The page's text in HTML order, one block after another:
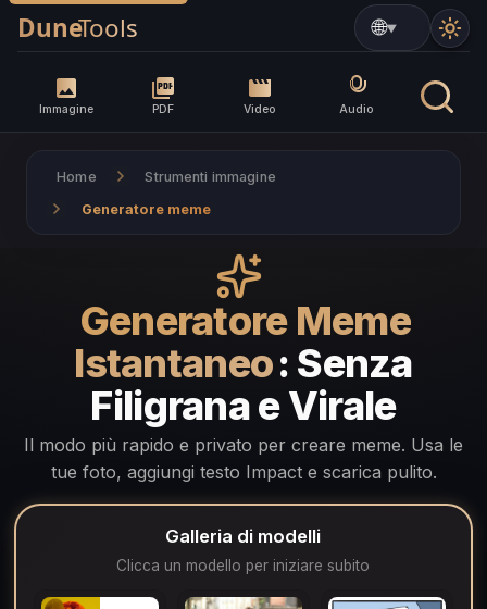
Immagine PDF Video Audio
▼
Home Strumenti immagine
Generatore meme
Generatore Meme
Istantaneo: Senza
Filigrana e Virale
Il modo più rapido e privato per creare meme. Usa le
tue foto, aggiungi testo Impact e scarica pulito.
Galleria di modelli
Clicca un modello per iniziare subito